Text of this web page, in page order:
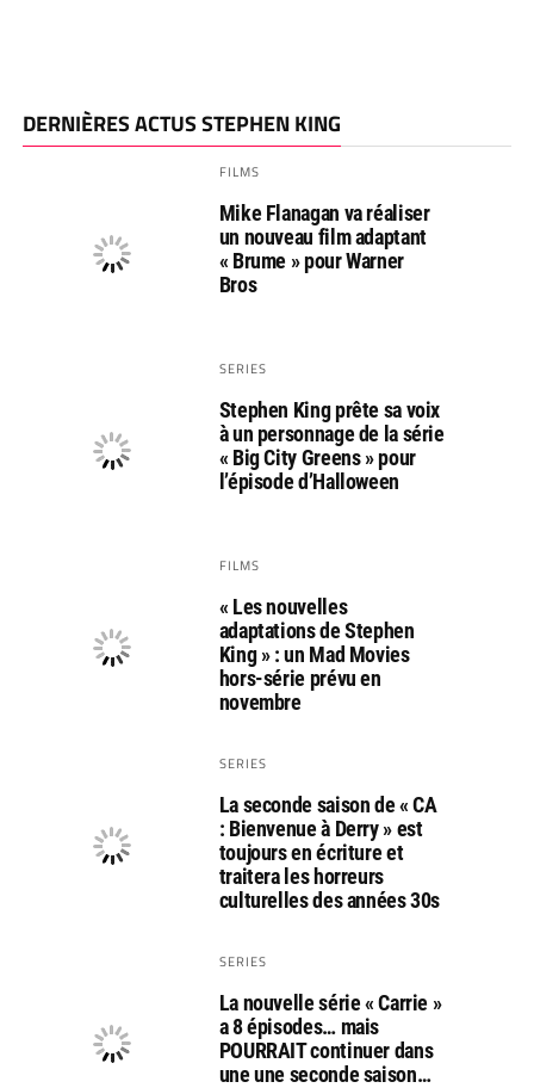
DERNIÈRES ACTUS STEPHEN KING
FILMS
Mike Flanagan va réaliser
un nouveau film adaptant
« Brume » pour Warner
Bros
SERIES
Stephen King prête sa voix
à un personnage de la série
« Big City Greens » pour
l’épisode d’Halloween
FILMS
« Les nouvelles
adaptations de Stephen
King » : un Mad Movies
hors-série prévu en
novembre
SERIES
La seconde saison de « CA
: Bienvenue à Derry » est
toujours en écriture et
traitera les horreurs
culturelles des années 30s
SERIES
La nouvelle série « Carrie »
a 8 épisodes… mais
POURRAIT continuer dans
une une seconde saison…